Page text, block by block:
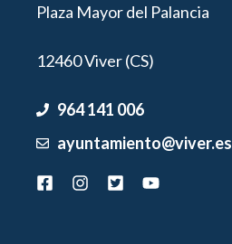
Plaza Mayor del Palancia
12460 Viver (CS)
964 141 006
ayuntamiento@viver.es